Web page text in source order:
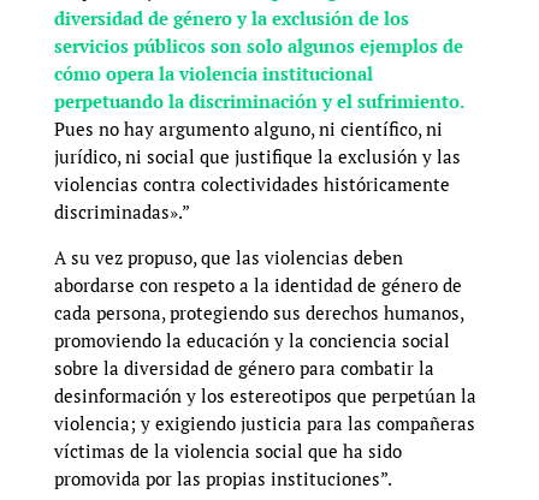
diversidad de género y la exclusión de los
servicios públicos son solo algunos ejemplos de
cómo opera la violencia institucional
perpetuando la discriminación y el sufrimiento.
Pues no hay argumento alguno, ni científico, ni
jurídico, ni social que justifique la exclusión y las
violencias contra colectividades históricamente
discriminadas».”
A su vez propuso, que las violencias deben
abordarse con respeto a la identidad de género de
cada persona, protegiendo sus derechos humanos,
promoviendo la educación y la conciencia social
sobre la diversidad de género para combatir la
desinformación y los estereotipos que perpetúan la
violencia; y exigiendo justicia para las compañeras
víctimas de la violencia social que ha sido
promovida por las propias instituciones”.